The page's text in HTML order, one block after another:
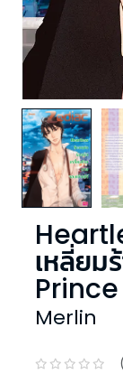
เหลี่ยม
Merlin